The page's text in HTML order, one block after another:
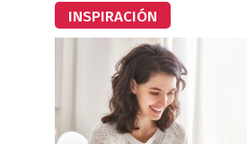
INSPIRACIÓN